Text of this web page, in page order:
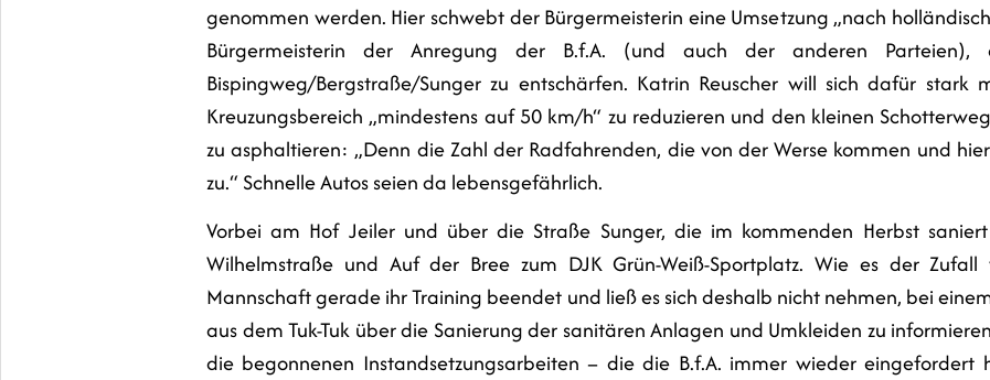
genommen werden. Hier schwebt der Bürgermeisterin eine Umsetzung „nach
Bürgermeisterin der Anregung der B.f.A. (und auch der anderen Parteien),
Bispingweg/Bergstraße/Sunger zu entschärfen. Katrin Reuscher will sich dafür stark
Kreuzungsbereich „mindestens auf 50 km/h“ zu reduzieren und den kleinen
zu asphaltieren: „Denn die Zahl der Radfahrenden, die von der Werse kommen und
zu.“ Schnelle Autos seien da lebensgefährlich.
Vorbei am Hof Jeiler und über die Straße Sunger, die im kommenden Herbst
Wilhelmstraße und Auf der Bree zum DJK Grün-Weiß-Sportplatz. Wie es der
Mannschaft gerade ihr Training beendet und ließ es sich deshalb nicht nehmen, bei
aus dem Tuk-Tuk über die Sanierung der sanitären Anlagen und Umkleiden zu
die begonnenen Instandsetzungsarbeiten – die die B.f.A. immer wieder eingefordert